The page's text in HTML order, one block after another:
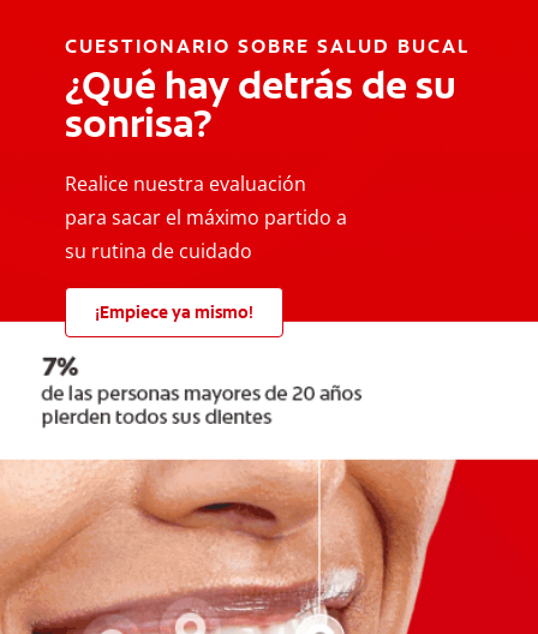
CUESTIONARIO SOBRE SALUD BUCAL
¿Qué hay detrás de su
sonrisa?
Realice nuestra evaluación
para sacar el máximo partido a
su rutina de cuidado
¡Empiece ya mismo!